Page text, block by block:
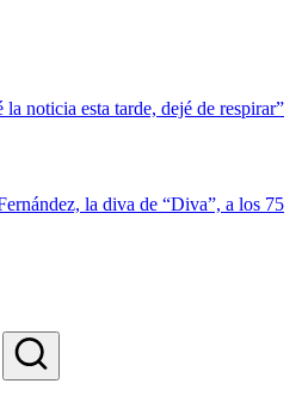
la noticia esta tarde, dejé de respirar”
la diva de “Diva”, a los 75